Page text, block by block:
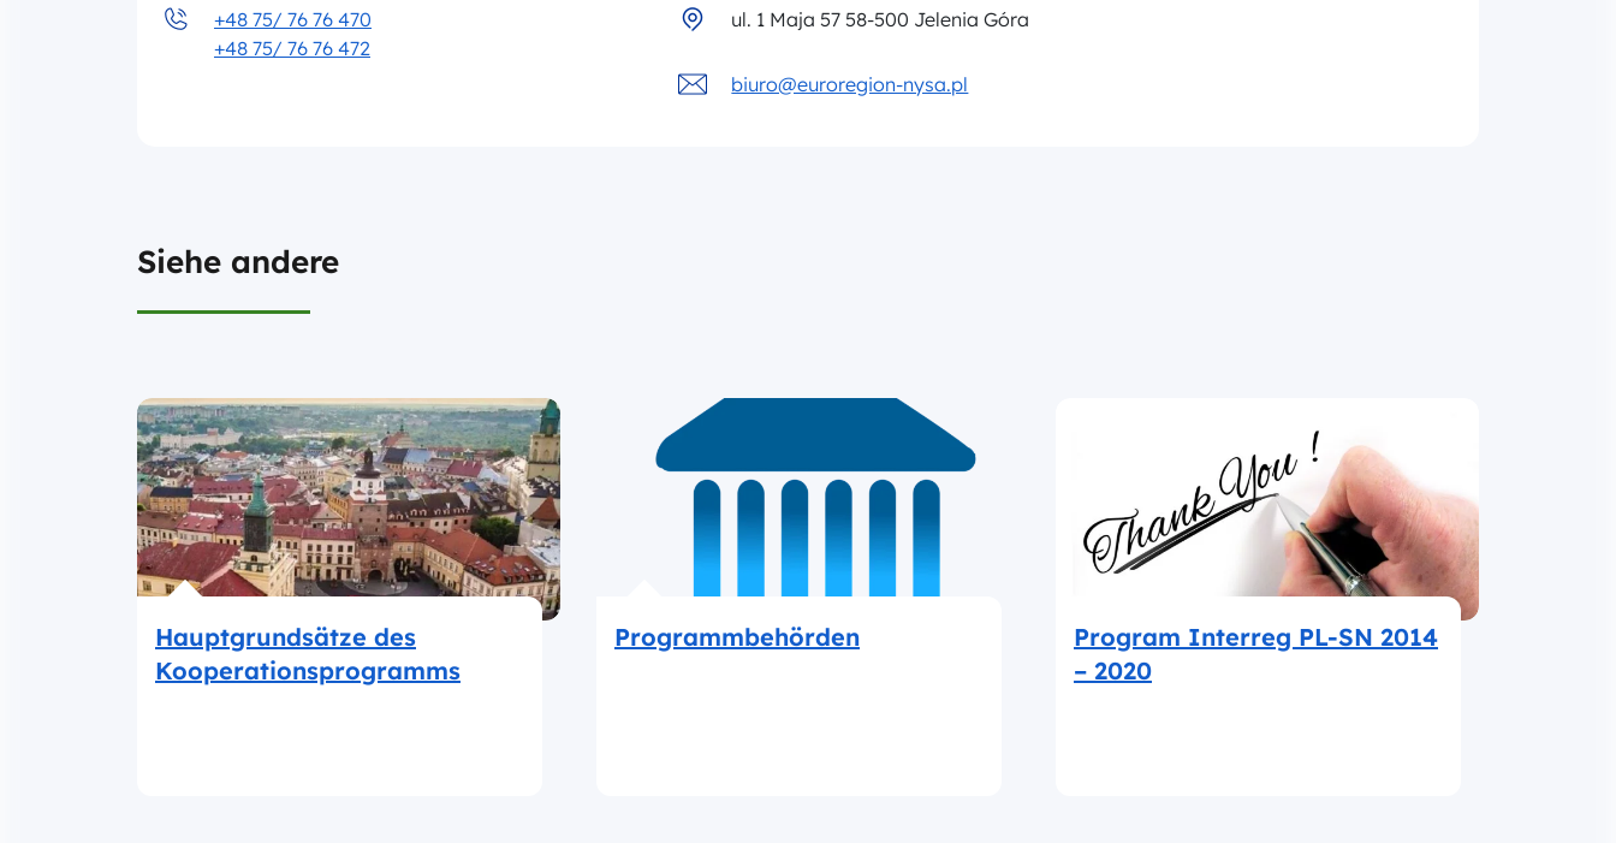
+48 75/ 76 76 470
+48 75/ 76 76 472
ul. 1 Maja 57 58-500 Jelenia Góra
biuro@euroregion-nysa.pl
Siehe andere
Hauptgrundsätze des
Kooperationsprogramms
Programmbehörden
Program Interreg PL-SN 2014
– 2020